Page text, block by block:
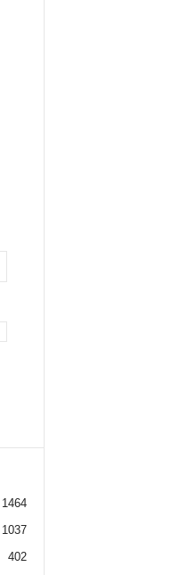
1464
1037
402